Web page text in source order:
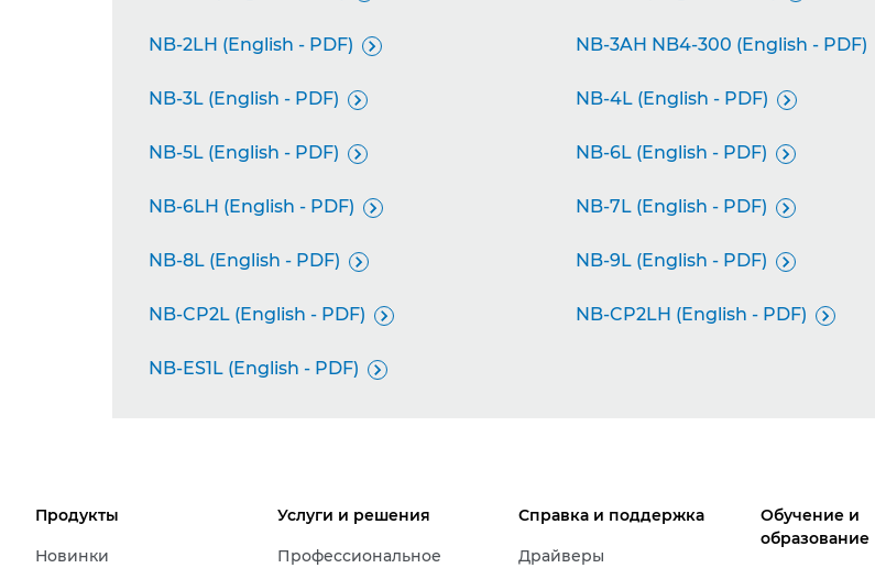
NB-2LH (English - PDF)  NB-3AH NB4-300 (English - PDF)
NB-3L (English - PDF)  NB-4L (English - PDF) 
NB-5L (English - PDF)  NB-6L (English - PDF) 
NB-6LH (English - PDF)  NB-7L (English - PDF) 
NB-8L (English - PDF)  NB-9L (English - PDF) 
NB-CP2L (English - PDF)  NB-CP2LH (English - PDF) 
NB-ES1L (English - PDF) 
Продукты
Новинки
Услуги и решения
Профессиональное
Справка и поддержка
Драйверы
Обучение и
образование